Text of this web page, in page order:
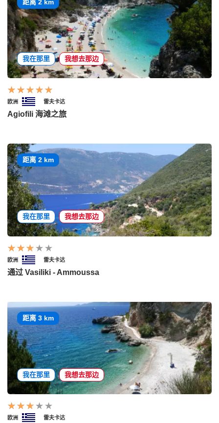
距离 2 km
我在那里 我想去那边
欧洲 雷夫卡达
Agiofili 海滩之旅
距离 2 km
我在那里 我想去那边
欧洲 雷夫卡达
通过 Vasiliki - Ammoussa
距离 3 km
我在那里 我想去那边
欧洲 雷夫卡达